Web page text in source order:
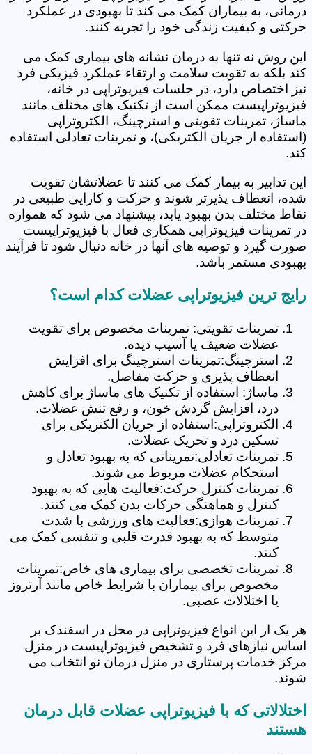
درمانی، به بیماران کمک می کند تا بهبودی در عملکرد
حرکتی و کیفیت زندگی خود را تجربه کنند.
این روش نه تنها به درمان نشانه های بیماری کمک می
کند بلکه به تقویت سلامت و ارتقاء عملکرد فیزیکی فرد
نیز اختصاص دارد، در جلسات فیزیوتراپی در خانه،
فیزیوتراپیست ممکن است از تکنیک های مختلف مانند
ماساژ، تمرینات تقویتی و استرچینگ، الکتروتراپی
(استفاده از جریان الکتریکی)، و تمرینات تعادلی استفاده
کند.
این تدابیر به بیمار کمک می کنند تا عضلاتشان تقویت
شده، انعطاف پذیرتر شوند و حرکت و کارایی طبیعی در
نقاط مختلف بدن بهبود یابد، پیشنهاد می شود که همواره
در تمرینات فیزیوتراپی همکاری فعال با فیزیوتراپیست
صورت گیرد و توصیه های آنها در خانه دنبال شود تا فرآیند
بهبودی مستمر باشد.
رایج ترین فیزیوتراپی عضلات کدام است؟
تمرینات تقویتی: تمرینات مخصوص برای تقویت
عضلات ضعیف یا آسیب دیده.
استرچینگ:تمرینات استرچینگ برای افزایش
انعطاف پذیری و حرکت مفاصل.
ماساژ: استفاده از تکنیک های ماساژ برای کاهش
درد، افزایش گردش خون، و رفع تنش عضلات.
الکتروتراپی:استفاده از جریان الکتریکی برای
تسکین درد و تحریک عضلات.
تمرینات تعادلی:تمریناتی که به بهبود تعادل و
استحکام عضلات مربوط می شوند.
تمرینات کنترل حرکت:فعالیت هایی که به بهبود
کنترل و هماهنگی حرکات بدن کمک می کنند.
تمرینات هوازی:فعالیت های ورزشی با شدت
متوسط که به بهبود قدرت قلبی و تنفسی کمک می
کنند.
تمرینات تخصصی برای بیماری های خاص:تمرینات
مخصوص برای بیماران با شرایط خاص مانند آرتروز
یا اختلالات عصبی.
هر یک از این انواع فیزیوتراپی در محل در اسفندک بر
اساس نیازهای فرد و تشخیص فیزیوتراپیست در منزل
مرکز خدمات پرستاری در منزل درمان نو انتخاب می
شوند.
اختلالاتی که با فیزیوتراپی عضلات قابل درمان
هستند